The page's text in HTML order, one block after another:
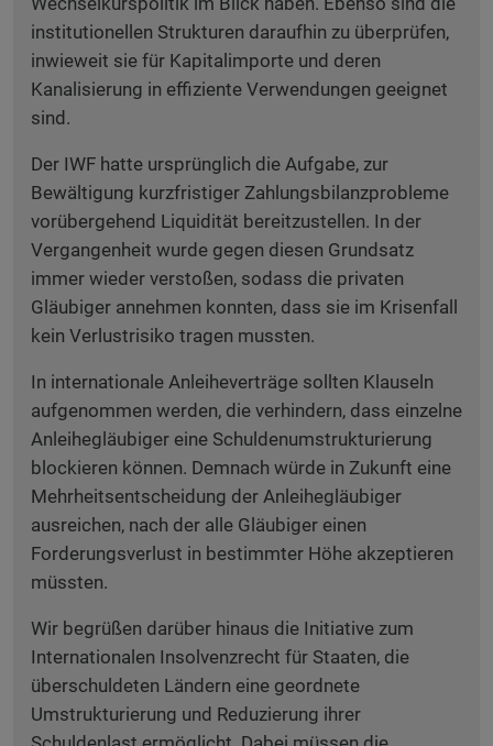
institutionellen Strukturen daraufhin zu überprüfen,
inwieweit sie für Kapitalimporte und deren
Kanalisierung in effiziente Verwendungen geeignet
sind.
Der IWF hatte ursprünglich die Aufgabe, zur
Bewältigung kurzfristiger Zahlungsbilanzprobleme
vorübergehend Liquidität bereitzustellen. In der
Vergangenheit wurde gegen diesen Grundsatz
immer wieder verstoßen, sodass die privaten
Gläubiger annehmen konnten, dass sie im Krisenfall
kein Verlustrisiko tragen mussten.
In internationale Anleiheverträge sollten Klauseln
aufgenommen werden, die verhindern, dass einzelne
Anleihegläubiger eine Schuldenumstrukturierung
blockieren können. Demnach würde in Zukunft eine
Mehrheitsentscheidung der Anleihegläubiger
ausreichen, nach der alle Gläubiger einen
Forderungsverlust in bestimmter Höhe akzeptieren
müssten.
Wir begrüßen darüber hinaus die Initiative zum
Internationalen Insolvenzrecht für Staaten, die
überschuldeten Ländern eine geordnete
Umstrukturierung und Reduzierung ihrer